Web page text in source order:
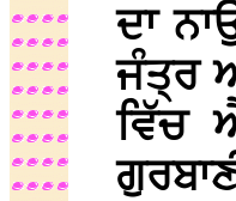
ਦਾ
ਜੰਤ੍ਰ
ਵਿੱਚ